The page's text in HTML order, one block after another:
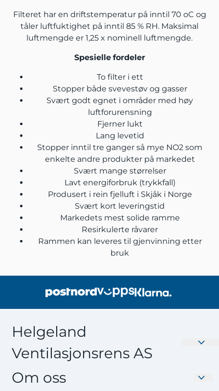
Filteret har en driftstemperatur på inntil 70 oC og
tåler luftfuktighet på inntil 85 % RH. Maksimal
luftmengde er 1,25 x nominell luftmengde.
Spesielle fordeler
To filter i ett
Stopper både svevestøv og gasser
Svært godt egnet i områder med høy
luftforurensning
Fjerner lukt
Lang levetid
Stopper inntil tre ganger så mye NO2 som
enkelte andre produkter på markedet
Svært mange størrelser
Lavt energiforbruk (trykkfall)
Produsert i rein fjelluft i Skjåk i Norge
Svært kort leveringstid
Markedets mest solide ramme
Resirkulerte råvarer
Rammen kan leveres til gjenvinning etter
bruk
Helgeland
Ventilasjonsrens AS
Ventilasjonsfilter av høy kvalitet. Oppgrader
Om oss